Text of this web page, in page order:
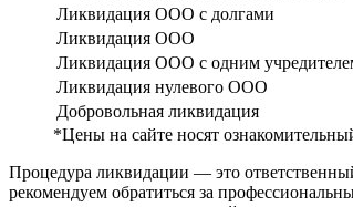
Ликвидация ООО с долгами
Ликвидация ООО
Ликвидация ООО с одним
Ликвидация нулевого ООО
Добровольная ликвидация
*Цены на сайте носят
Процедура ликвидации — это
рекомендуем обратиться за